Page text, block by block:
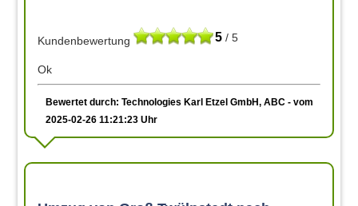
5 / 5
Kundenbewertung
Ok
Bewertet durch: Technologies Karl Etzel GmbH, ABC - vom
2025-02-26 11:21:23 Uhr